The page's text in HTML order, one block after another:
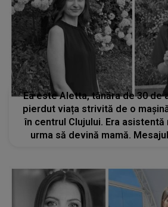
Ea este Aletta, tânăra de 30 de
pierdut viața strivită de o
în centrul Clujului. Era asistentă
urma să devină mamă.